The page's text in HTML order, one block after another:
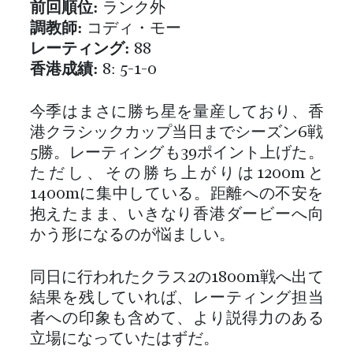
前回順位: ランク外
調教師: コディ・モー
レーティング: 88
香港成績: 8: 5-1-0
今季はまさに勝ち星を量産しており、香
港クラシックカップ当日までシーズン6戦
5勝。レーティングも39ポイント上げた。
ただし、その勝ち上がりは1200mと
1400mに集中している。距離への不安を
抱えたまま、いきなり香港ダービーへ向
かう形になるのが悩ましい。
同日に行われたクラス2の1800m戦へ出て
結果を残していれば、レーティング担当
者への印象も含めて、より説得力のある
立場になっていたはずだ。